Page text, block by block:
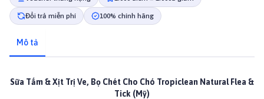
Đổi trả miễn phí 100% chính hãng
Mô tả
Sữa Tắm & Xịt Trị Ve, Bọ Chét Cho Chó Tropiclean Natural Flea &
Tick (Mỹ)